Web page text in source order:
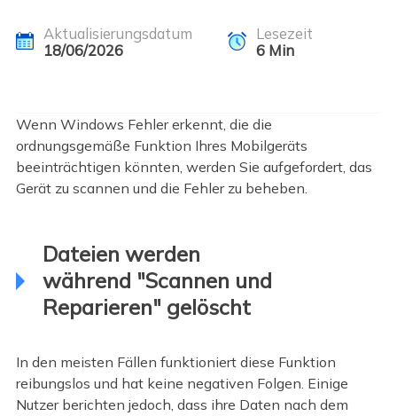
Aktualisierungsdatum
18/06/2026
Lesezeit
6Min
Wenn Windows Fehler erkennt, die die
ordnungsgemäße Funktion Ihres Mobilgeräts
beeinträchtigen könnten, werden Sie aufgefordert, das
Gerät zu scannen und die Fehler zu beheben.
Dateien werden
während "Scannen und
Reparieren" gelöscht
In den meisten Fällen funktioniert diese Funktion
reibungslos und hat keine negativen Folgen. Einige
Nutzer berichten jedoch, dass ihre Daten nach dem